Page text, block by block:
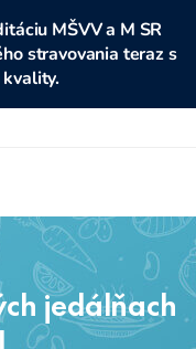
MŠVV a M SR
stravovania teraz s
jedálňach